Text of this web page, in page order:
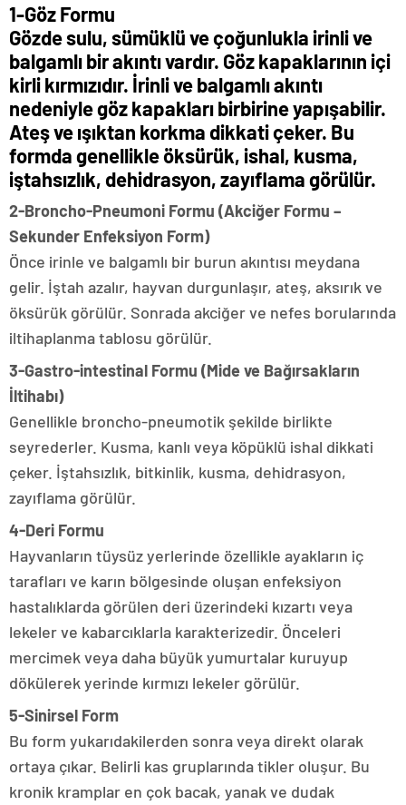
1-Göz Formu
Gözde sulu, sümüklü ve çoğunlukla irinli ve
balgamlı bir akıntı vardır. Göz kapaklarının içi
kirli kırmızıdır. İrinli ve balgamlı akıntı
nedeniyle göz kapakları birbirine yapışabilir.
Ateş ve ışıktan korkma dikkati çeker. Bu
formda genellikle öksürük, ishal, kusma,
iştahsızlık, dehidrasyon, zayıflama görülür.
2-Broncho-Pneumoni Formu (Akciğer Formu –
Sekunder Enfeksiyon Form)
Önce irinle ve balgamlı bir burun akıntısı meydana
gelir. İştah azalır, hayvan durgunlaşır, ateş, aksırık ve
öksürük görülür. Sonrada akciğer ve nefes borularında
iltihaplanma tablosu görülür.
3-Gastro-intestinal Formu (Mide ve Bağırsakların
İltihabı)
Genellikle broncho-pneumotik şekilde birlikte
seyrederler. Kusma, kanlı veya köpüklü ishal dikkati
çeker. İştahsızlık, bitkinlik, kusma, dehidrasyon,
zayıflama görülür.
4-Deri Formu
Hayvanların tüysüz yerlerinde özellikle ayakların iç
tarafları ve karın bölgesinde oluşan enfeksiyon
hastalıklarda görülen deri üzerindeki kızartı veya
lekeler ve kabarcıklarla karakterizedir. Önceleri
mercimek veya daha büyük yumurtalar kuruyup
dökülerek yerinde kırmızı lekeler görülür.
5-Sinirsel Form
Bu form yukarıdakilerden sonra veya direkt olarak
ortaya çıkar. Belirli kas gruplarında tikler oluşur. Bu
kronik kramplar en çok bacak, yanak ve dudak